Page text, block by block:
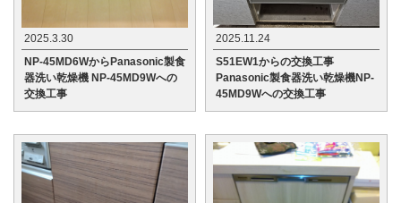
2025.3.30
NP-45MD6WからPanasonic製食
器洗い乾燥機 NP-45MD9Wへの
交換工事
2025.11.24
S51EW1からの交換工事
Panasonic製食器洗い乾燥機NP-
45MD9Wへの交換工事